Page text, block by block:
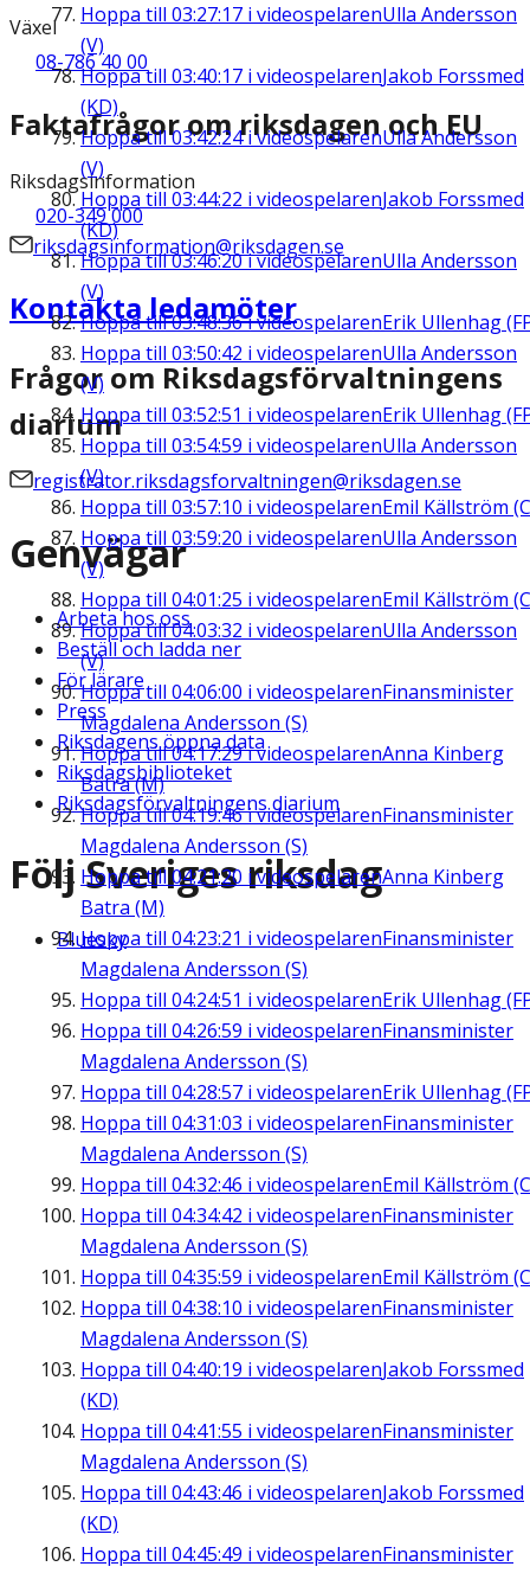
Hoppa till 03:27:17 i videospelarenUlla Andersson
(V)
Hoppa till 03:40:17 i videospelarenJakob Forssmed
(KD)
Hoppa till03:42:24i videospelarenUlla Andersson
(V)
Hoppa till 03:44:22 i videospelarenJakob Forssmed
(KD)
Hoppa till03:46:20i videospelarenUlla Andersson
(V)
Hoppa till03:48:36i videospelarenErik Ullenhag
Hoppa till 03:50:42 i videospelarenUlla Andersson
(V)
Hoppa till 03:52:51 i videospelarenErik Ullenhag
Hoppa till 03:54:59 i videospelarenUlla Andersson
(V)
Hoppa till 03:57:10 i videospelarenEmil Källström
Hoppa till 03:59:20 i videospelarenUlla Andersson
(V)
Hoppa till 04:01:25 i videospelarenEmil Källström
Hoppa till04:03:32 i videospelarenUlla Andersson
(V)
Hoppa till 04:06:00 i videospelarenFinansminister
Magdalena Andersson (S)
Hoppa till04:17:29i videospelarenAnna Kinberg
Batra (M)
Hoppa till04:19:46i videospelarenFinansminister
Magdalena Andersson (S)
Hoppa till 04:21:20 i videospelarenAnna Kinberg
Batra (M)
Hoppa till 04:23:21 i videospelarenFinansminister
Magdalena Andersson (S)
Hoppa till 04:24:51 i videospelarenErik Ullenhag
Hoppa till 04:26:59 i videospelarenFinansminister
Magdalena Andersson (S)
Hoppa till 04:28:57 i videospelarenErik Ullenhag
Hoppa till 04:31:03 i videospelarenFinansminister
Magdalena Andersson (S)
Hoppa till 04:32:46 i videospelarenEmil Källström
Hoppa till 04:34:42 i videospelarenFinansminister
Magdalena Andersson (S)
Hoppa till 04:35:59 i videospelarenEmil Källström
Hoppa till 04:38:10 i videospelarenFinansminister
Magdalena Andersson (S)
Hoppa till 04:40:19 i videospelarenJakob Forssmed
(KD)
Hoppa till 04:41:55 i videospelarenFinansminister
Magdalena Andersson (S)
Hoppa till 04:43:46 i videospelarenJakob Forssmed
(KD)
Hoppa till 04:45:49 i videospelarenFinansminister
Växel
08-786 40 00
Faktafrågor om riksdagen och EU
Riksdagsinformation
020-349 000
riksdagsinformation@riksdagen.se
Kontakta ledamöter
Frågor om Riksdagsförvaltningens
diarium
registrator.riksdagsforvaltningen@riksdagen.se
Genvägar
Arbeta hos oss
Beställ och ladda ner
För lärare
Press
Riksdagens öppna data
Riksdagsbiblioteket
Riksdagsförvaltningens diarium
Följ Sveriges riksdag
Bluesky